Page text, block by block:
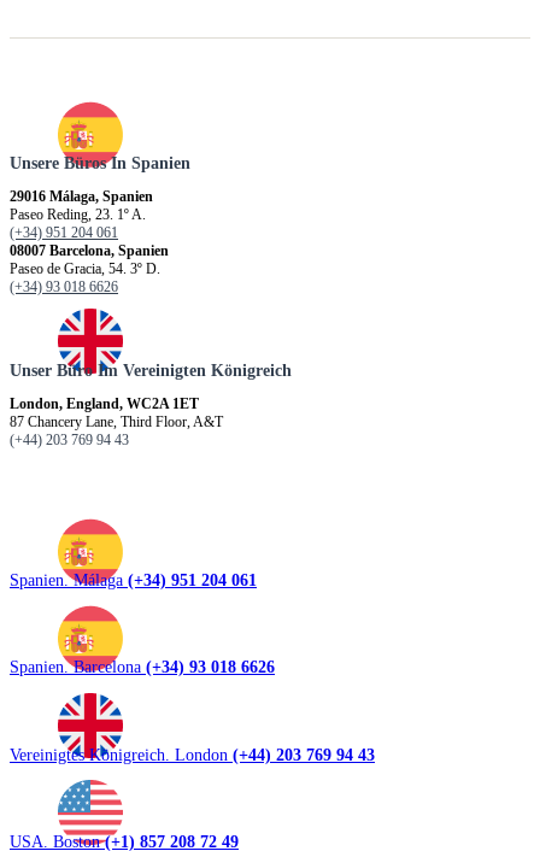
Unsere Büros In Spanien
29016 Málaga, Spanien
Paseo Reding, 23. 1º A.
(+34) 951 204 061
08007 Barcelona, Spanien
Paseo de Gracia, 54. 3º D.
(+34) 93 018 6626
Unser Büro Im Vereinigten Königreich
London, England, WC2A 1ET
87 Chancery Lane, Third Floor, A&T
(+44) 203 769 94 43
Spanien. Málaga (+34) 951 204 061
Spanien. Barcelona (+34) 93 018 6626
Vereinigtes Königreich. London (+44) 203 769 94 43
USA. Boston(+1) 857 208 72 49